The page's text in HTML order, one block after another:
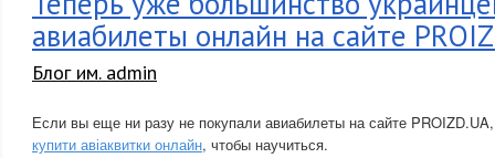
авиабилеты онлайн на сайте
Блог им. admin
Если вы еще ни разу не покупали авиабилеты на сайте
купити авіаквитки онлайн, чтобы научиться.